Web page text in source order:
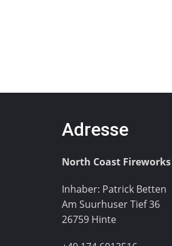
Adresse
North Coast Fireworks
Inhaber: Patrick Betten
Am Suurhuser Tief 36
26759 Hinte